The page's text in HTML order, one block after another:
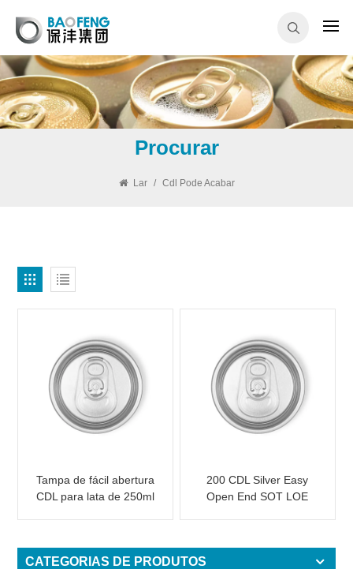
Procurar
Lar / Cdl Pode Acabar
Tampa de fácil abertura
CDL para lata de 250ml
200 CDL Silver Easy
Open End SOT LOE
CATEGORIAS DE PRODUTOS